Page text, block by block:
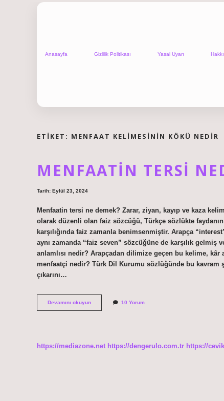
Anasayfa Gizlilik Politikası Yasal Uyarı
ETIKET: MENFAAT KELIMESININ KÖKÜ NEDIR
MENFAATIN TERSI
Tarih: Eylül 23, 2024
Menfaatin tersi ne demek? Zarar, ziyan, kayıp ve kaza
olarak düzenli olan faiz sözcüğü, Türkçe sözlükte
karşılığında faiz zamanla benimsenmiştir. Arapça
aynı zamanda “faiz seven” sözcüğüne de karşılık gelmiş
anlamlısı nedir? Arapçadan dilimize geçen bu kelime, kâr
menfaatçi nedir? Türk Dil Kurumu sözlüğünde bu kavram
çıkarını…
Devamını okuyunMenfaatin
Tersi
10 Yorum
https://mediazone.net https://dengerulo.com.tr https://